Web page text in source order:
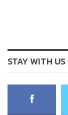
STAY WITH US